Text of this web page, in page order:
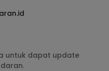
untuk dapat update